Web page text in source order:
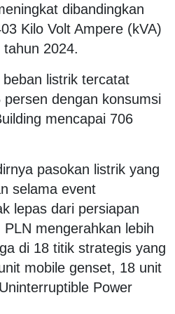
dibandingkan
Kilo Volt Ampere (kVA)
tahun 2024.
listrik tercatat
dengan konsumsi
mencapai 706
pasokan listrik yang
selama event
lepas dari persiapan
mengerahkan lebih
di 18 titik strategis yang
mobile genset, 18 unit
Power